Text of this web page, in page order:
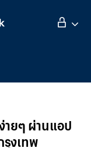
ายๆ ผ่านแอป
รุงเทพ